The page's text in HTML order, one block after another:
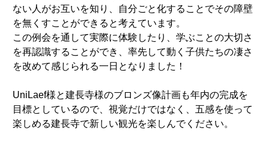
ない人がお互いを知り、自分ごと化することでその障壁
を無くすことができると考えています。
この例会を通して実際に体験したり、学ぶことの大切さ
を再認識することができ、率先して動く子供たちの凄さ
を改めて感じられる一日となりました！
UniLaef様と建長寺様のブロンズ像計画も年内の完成を
目標としているので、視覚だけではなく、五感を使って
楽しめる建長寺で新しい観光を楽しんでください。